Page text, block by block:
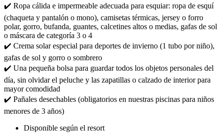
✔️ Ropa cálida e impermeable adecuada para esquiar: ropa de esquí
(chaqueta y pantalón o mono), camisetas térmicas, jersey o forro
polar, gorro, bufanda, guantes, calcetines altos o medias, gafas de sol
o máscara de categoría 3 o 4
✔️ Crema solar especial para deportes de invierno (1 tubo por niño),
gafas de sol y gorro o sombrero
✔️ Una pequeña bolsa para guardar todos los objetos personales del
día, sin olvidar el peluche y las zapatillas o calzado de interior para
mayor comodidad
✔️ Pañales desechables (obligatorios en nuestras piscinas para niños
menores de 3 años)
Disponible según el resort